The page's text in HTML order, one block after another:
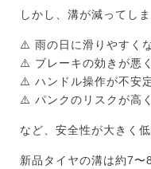
しかし、溝が減ってし
⚠️ 雨の日に滑りやすく
⚠️ ブレーキの効きが悪
⚠️ ハンドル操作が不安
⚠️ パンクのリスクが高
など、安全性が大きく
新品タイヤの溝は約7